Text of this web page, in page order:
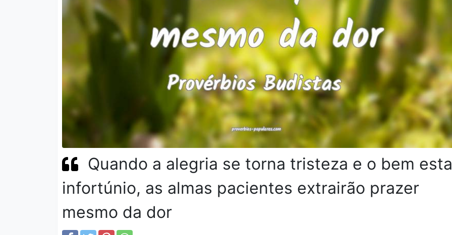
Quando a alegria se torna tristeza e o bem
infortúnio, as almas pacientes extrairão prazer
mesmo da dor